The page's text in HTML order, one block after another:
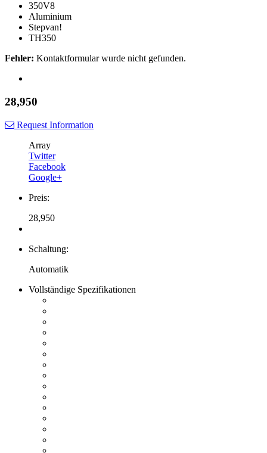
350V8
Aluminium
Stepvan!
TH350
Fehler: Kontaktformular wurde nicht gefunden.
28,950
Request Information
Array
Twitter
Facebook
Google+
Preis:
28,950
Schaltung:
Automatik
Vollständige Spezifikationen